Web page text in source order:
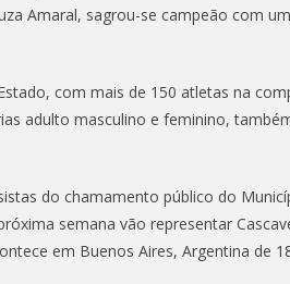
Amaral, sagrou-se campeão com
com mais de 150 atletas na
adulto masculino e feminino,
do chamamento público do
semana vão representar
em Buenos Aires, Argentina de